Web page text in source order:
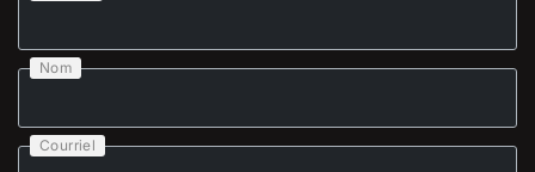
Nom
Courriel